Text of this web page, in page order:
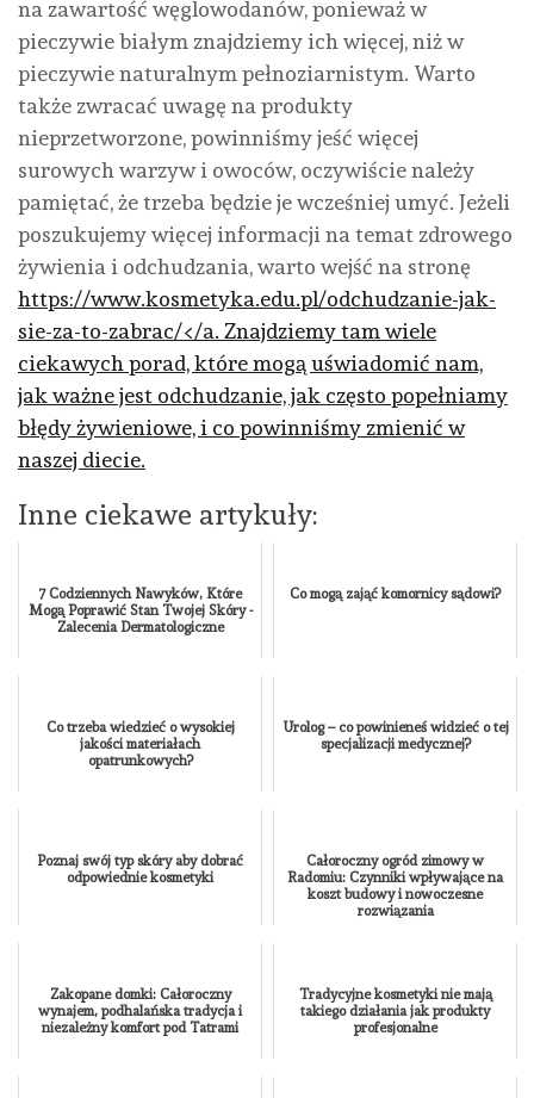
na zawartość węglowodanów, ponieważ w
pieczywie białym znajdziemy ich więcej, niż w
pieczywie naturalnym pełnoziarnistym. Warto
także zwracać uwagę na produkty
nieprzetworzone, powinniśmy jeść więcej
surowych warzyw i owoców, oczywiście należy
pamiętać, że trzeba będzie je wcześniej umyć. Jeżeli
poszukujemy więcej informacji na temat zdrowego
żywienia i odchudzania, warto wejść na stronę
https://www.kosmetyka.edu.pl/odchudzanie-jak-
sie-za-to-zabrac/</a. Znajdziemy tam wiele
ciekawych porad, które mogą uświadomić nam,
jak ważne jest odchudzanie, jak często popełniamy
błędy żywieniowe, i co powinniśmy zmienić w
naszej diecie.
Inne ciekawe artykuły:
7 Codziennych Nawyków, Które
Mogą Poprawić Stan Twojej Skóry -
Zalecenia Dermatologiczne
Co mogą zająć komornicy sądowi?
Co trzeba wiedzieć o wysokiej
jakości materiałach
opatrunkowych?
Urolog – co powinieneś widzieć o tej
specjalizacji medycznej?
Poznaj swój typ skóry aby dobrać
odpowiednie kosmetyki
Całoroczny ogród zimowy w
Radomiu: Czynniki wpływające na
koszt budowy i nowoczesne
rozwiązania
Zakopane domki: Całoroczny
wynajem, podhalańska tradycja i
niezależny komfort pod Tatrami
Tradycyjne kosmetyki nie mają
takiego działania jak produkty
profesjonalne